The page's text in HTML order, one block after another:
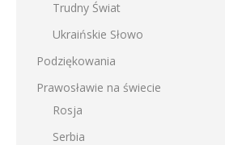
Trudny Świat
Ukraińskie Słowo
Podziękowania
Prawosławie na świecie
Rosja
Serbia